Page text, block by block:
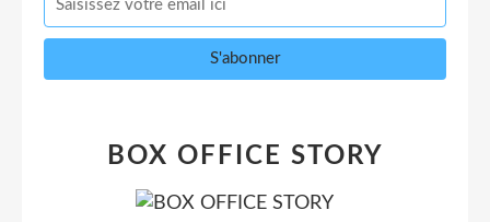
BOX OFFICE STORY